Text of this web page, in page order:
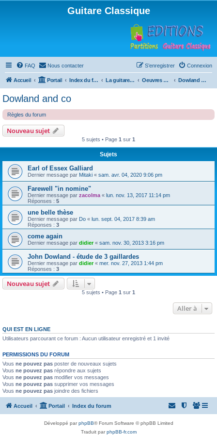
Guitare Classique
FAQ Nous contacter Connexion
S’enregistrer
Accueil Portail Index du forum La guitare : instrument, cours et théorie Oeuvres à la loupe Dowland and co
Dowland and co
Règles du forum
Nouveau sujet
5 sujets • Page 1 sur 1
Sujets
Earl of Essex Galliard
Dernier message par Mitaki « sam. avr. 04, 2020 9:06 pm
Farewell "in nomine"
Dernier message par zacolma « lun. nov. 13, 2017 11:14 pm
Réponses : 5
une belle thèse
Dernier message par Do « lun. sept. 04, 2017 8:39 am
Réponses : 3
come again
Dernier message par didier« sam. nov. 30, 2013 3:16 pm
John Dowland - étude de 3 gaillardes
Dernier message par didier« mer. nov. 27, 2013 1:44 pm
Réponses : 3
Nouveau sujet
5 sujets • Page 1 sur 1
Aller à
QUI EST EN LIGNE
Utilisateurs parcourant ce forum : Aucun utilisateur enregistré et 1 invité
PERMISSIONS DU FORUM
Vous ne pouvez pas poster de nouveaux sujets
Vous ne pouvez pas répondre aux sujets
Vous ne pouvez pas modifier vos messages
Vous ne pouvez pas supprimer vos messages
Vous ne pouvez pas joindre des fichiers
Accueil Portail Index du forum
Développé parphpBB® Forum Software © phpBB Limited
Traduit parphpBB-fr.com